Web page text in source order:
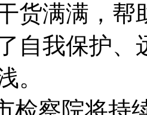
货满满，帮
自我保护、
。